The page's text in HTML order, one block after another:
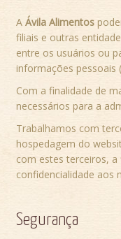
A Ávila Alimentos
filiais e outras
entre os usuários ou
informações pessoais
Com a finalidade de
necessários para a
Trabalhamos com
hospedagem do
com estes terceiros,
confidencialidade aos
Segurança